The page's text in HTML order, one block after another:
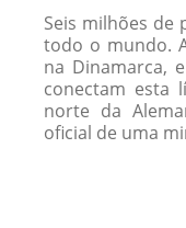
Seis milhões de
todo o mundo.
na Dinamarca,
conectam esta
norte da
oficial de uma